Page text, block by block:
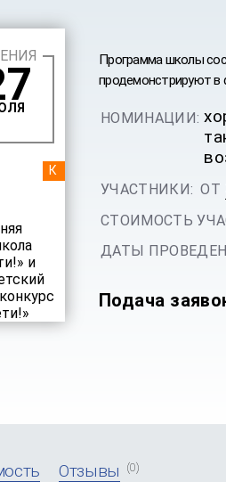
КУРСЫ
Программа школы
продемонстрируют в
НОМИНАЦИИ:
УЧАСТНИКИ: ОТ
СТОИМОСТЬ
ДАТЫ
Подача
Отзывы (0)